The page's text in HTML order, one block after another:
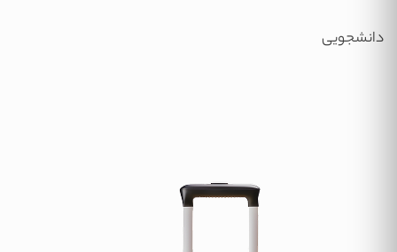
دانشجویی